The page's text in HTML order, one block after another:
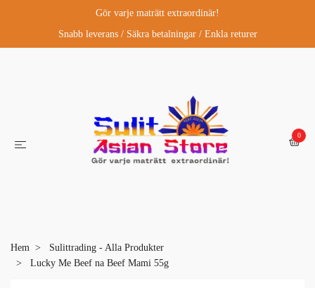
Gör varje maträtt extraordinär!
Snabb leverans / Säkra betalningar / Enkla returer
0
Hem
Sulittrading - Alla Produkter
Lucky Me Beef na Beef Mami 55g